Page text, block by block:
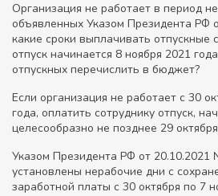
Организация не работает в период
объявленных Указом Президента РФ
какие сроки выплачивать отпускные
отпуск начинается 8 ноября 2021
отпускных перечислить в бюджет?
Если организация не работает с 30
года, оплатить сотруднику отпуск,
целесообразно не позднее 29
Указом Президента РФ от 20.10.2021
установлены нерабочие дни с
заработной платы с 30 октября по 7